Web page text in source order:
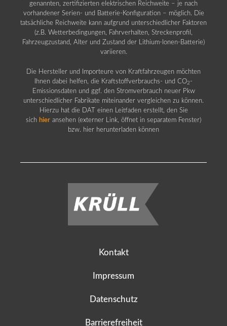
genannten, zertifizierten elektrischen Reichweite – je nach
vorhandener Serien- und Batterie-Konfiguration – möglich. Die
tatsächliche Reichweite kann aufgrund unterschiedlicher Faktoren
(z.B. Wetterbedingungen, Fahrverhalten, Streckenprofil,
Fahrzeugzustand, Alter und Zustand der Lithium-Ionen-Batterie)
variieren.
Die Hersteller und Importeure von Kraftfahrzeugen möchten
Ihnen dabei helfen, die Kraftstoffverbrauchs- und CO2 -
Emissionsdaten und ggf. den Stromverbrauch neuer Pkw
unterschiedlicher Fabrikate miteinander vergleichen zu können.
Hierzu hat die DAT einen Leitfaden erstellt, den Sie
sich hier ansehen (externer Link, öffnet in separatem Fenster)
bzw. hier herunterladen können
Kontakt
Impressum
Datenschutz
Barrierefreiheit